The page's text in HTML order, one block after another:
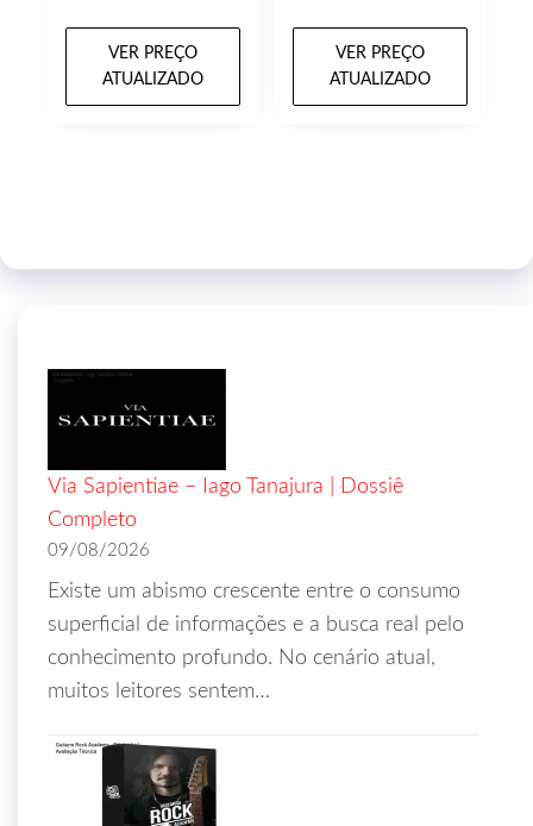
VER PREÇO
ATUALIZADO
VER PREÇO
ATUALIZADO
Via Sapientiae – Iago Tanajura | Dossiê
Completo
09/08/2026
Existe um abismo crescente entre o consumo
superficial de informações e a busca real pelo
conhecimento profundo. No cenário atual,
muitos leitores sentem…